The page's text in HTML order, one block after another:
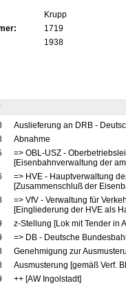
Krupp
1719
1938
Auslieferung an DRB -
Abnahme
=> OBL-USZ -
[Eisenbahnverwaltung der
=> HVE - Hauptverwaltung
[Zusammenschluß der
=> VfV - Verwaltung für
[Eingliederung der HVE als
z-Stellung [Lok mit Tender in
=> DB - Deutsche
Genehmigung zur
Ausmusterung [gemäß Verf.
++ [AW Ingolstadt]